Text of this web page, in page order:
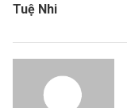
Tuệ Nhi